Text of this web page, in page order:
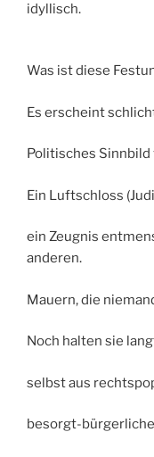
idyllisch.
Was ist diese
Es erscheint
Politisches Sinnbild
Ein Luftschloss
ein Zeugnis
anderen.
Mauern, die
Noch halten sie
selbst aus
besorgt-